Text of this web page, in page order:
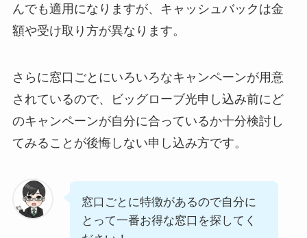
んでも適用になりますが、キャッシュバックは金
額や受け取り方が異なります。
さらに窓口ごとにいろいろなキャンペーンが用意
されているので、ビッグローブ光申し込み前にど
のキャンペーンが自分に合っているか十分検討し
てみることが後悔しない申し込み方です。
窓口ごとに特徴があるので自分に
とって一番お得な窓口を探してく